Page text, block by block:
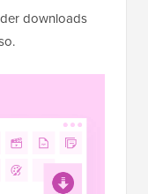
downloads